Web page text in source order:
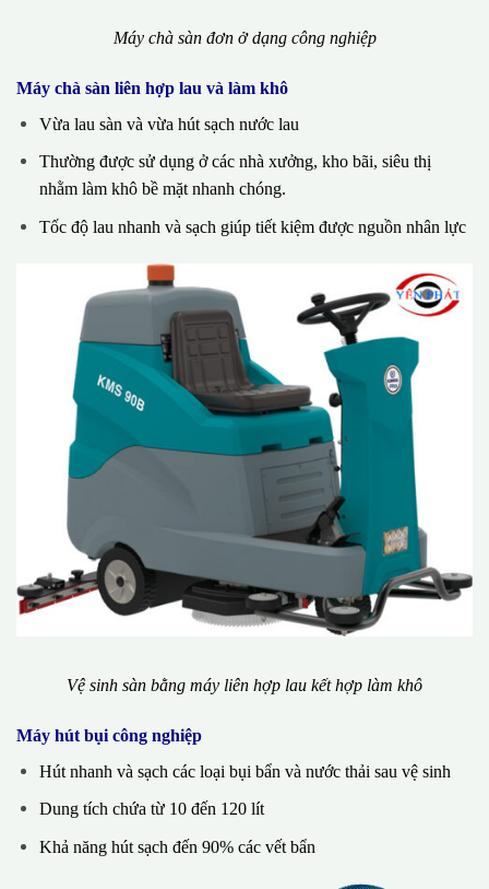
Máy chà sàn đơn ở dạng công nghiệp
Máy chà sàn liên hợp lau và làm khô
Vừa lau sàn và vừa hút sạch nước lau
Thường được sử dụng ở các nhà xưởng, kho bãi, siêu thị
nhằm làm khô bề mặt nhanh chóng.
Tốc độ lau nhanh và sạch giúp tiết kiệm được nguồn nhân lực
Vệ sinh sàn bằng máy liên hợp lau kết hợp làm khô
Máy hút bụi công nghiệp
Hút nhanh và sạch các loại bụi bẩn và nước thải sau vệ sinh
Dung tích chứa từ 10 đến 120 lít
Khả năng hút sạch đến 90% các vết bẩn